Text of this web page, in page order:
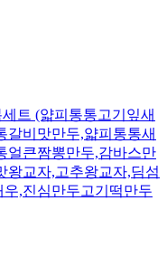
트 (얇피통통고기잎새
갈비맛만두,얇피통통새
얼큰짬뽕만두,감바스만
왕교자,고추왕교자,딤섬
,진심만두고기떡만두